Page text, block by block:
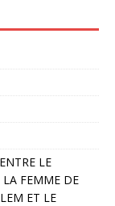
LE
FEMME DE
ET LE